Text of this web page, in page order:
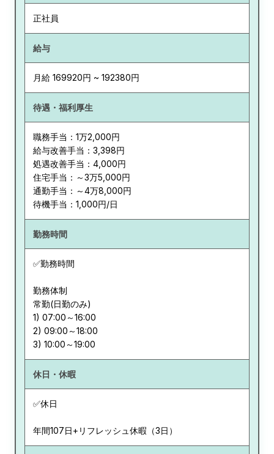
正社員
給与
月給 169920円 ~ 192380円
待遇・福利厚生
職務手当：1万2,000円
給与改善手当：3,398円
処遇改善手当：4,000円
住宅手当：～3万5,000円
通勤手当：～4万8,000円
待機手当：1,000円/日
勤務時間
✅勤務時間
勤務体制
常勤(日勤のみ)
1) 07:00～16:00
2) 09:00～18:00
休日・休暇
✅休日
年間107日+リフレッシュ休暇（3日）